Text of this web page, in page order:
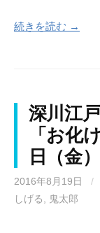
続きを読む →
深川江
「お化
日（金
2016年8月19日 /
しげる
鬼太郎